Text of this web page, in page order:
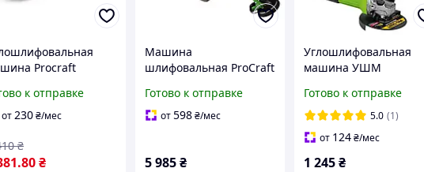
Procraft
для резки и
к отправке
от 230₴/мес
.80₴
₴
Машина
шлифовальная ProCraft
потолка, Жираф для
шлифовки стен и
Готово к отправке
от598₴/мес
5 985₴
Углошлифовальная
машина УШМ
Угловая
125 диск для резки
шлифовки метала
камня
Готово к отправке
5.0 (1)
от 124₴/мес
1 245₴